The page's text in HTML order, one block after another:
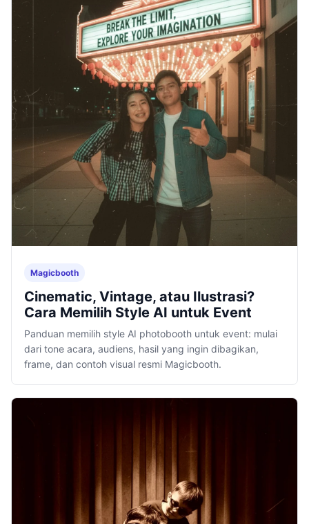
Magicbooth
Cinematic, Vintage, atau Ilustrasi?
Cara Memilih Style AI untuk Event
Panduan memilih style AI photobooth untuk event: mulai
dari tone acara, audiens, hasil yang ingin dibagikan,
frame, dan contoh visual resmi Magicbooth.